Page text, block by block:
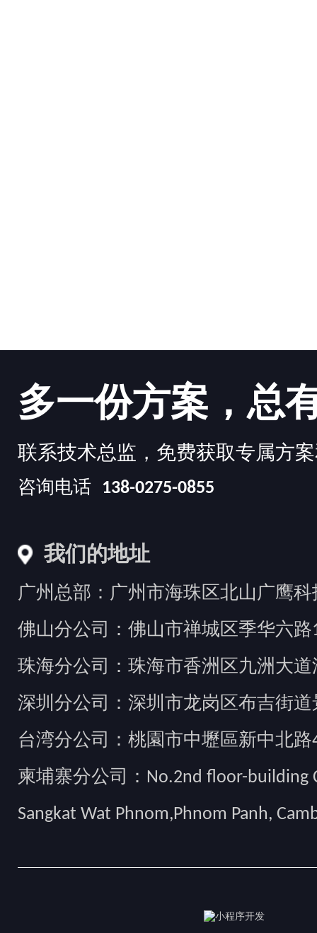
多一份方案，总
联系技术总监，免费获取专属方
咨询电话 138-0275-0855
我们的地址
广州总部：广州市海珠区北山广鹰科
佛山分公司：佛山市禅城区季华六路
珠海分公司：珠海市香洲区九洲大道
深圳分公司：深圳市龙岗区布吉街
台湾分公司：桃園市中壢區新中北路
柬埔寨分公司：No.2nd floor-building
Sangkat Wat Phnom,Phnom Panh,